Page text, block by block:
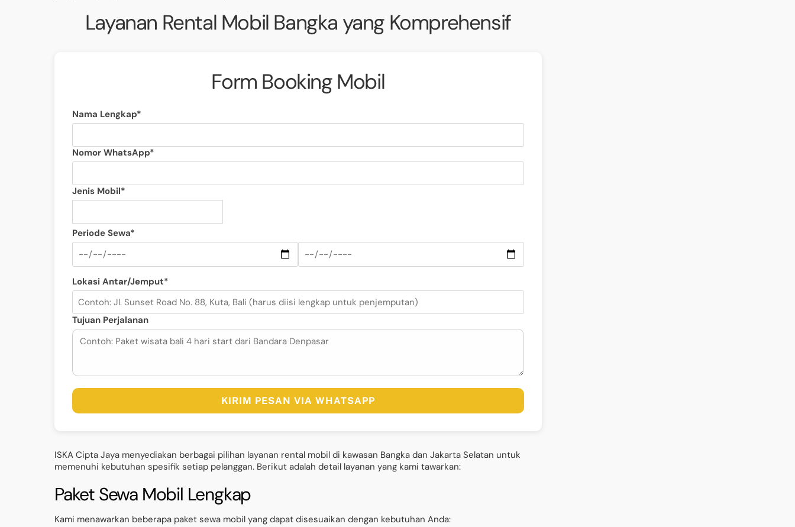
Layanan Rental Mobil Bangka yang Komprehensif
Form Booking Mobil
Nama Lengkap*
Nomor WhatsApp*
Jenis Mobil*
Periode Sewa*
Lokasi Antar/Jemput*
Tujuan Perjalanan
KIRIM PESAN VIA WHATSAPP
ISKA Cipta Jaya menyediakan berbagai pilihan layanan rental mobil di kawasan Bangka dan Jakarta Selatan untuk
memenuhi kebutuhan spesifik setiap pelanggan. Berikut adalah detail layanan yang kami tawarkan:
Paket Sewa Mobil Lengkap
Kami menawarkan beberapa paket sewa mobil yang dapat disesuaikan dengan kebutuhan Anda: